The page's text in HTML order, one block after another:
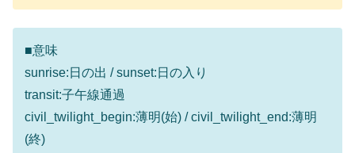
■意味
sunrise:日の出 / sunset:日の入り
transit:子午線通過
civil_twilight_begin:薄明(始) / civil_twilight_end:薄明
(終)